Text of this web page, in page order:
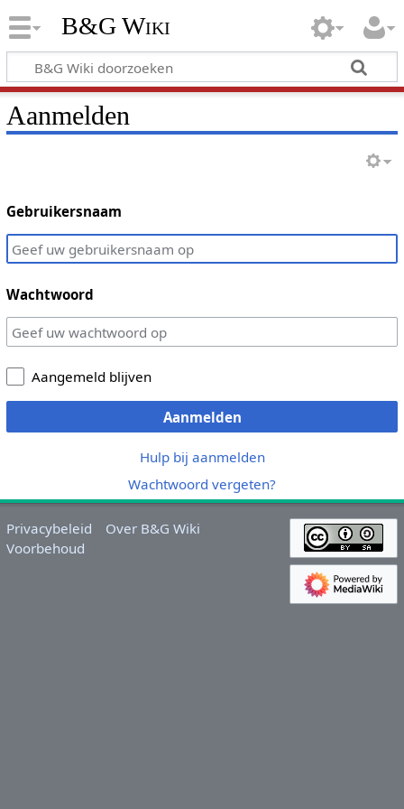
B&G Wiki
Aanmelden
Gebruikersnaam
Wachtwoord
Aangemeld blijven
Aanmelden
Hulp bij aanmelden
Wachtwoord vergeten?
Privacybeleid
Over B&G Wiki
Voorbehoud